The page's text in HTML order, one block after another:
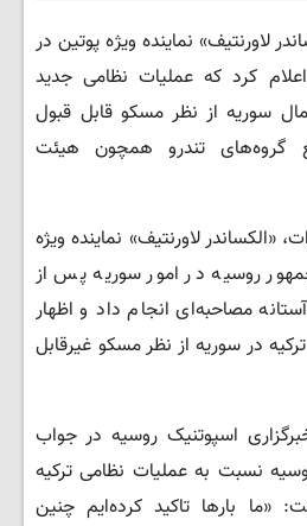
لاورنتیف» نماینده ویژه پوتین در
کرد که عملیات نظامی جدید
سوریه از نظر مسکو قابل قبول
تندرو همچون هیئت
«الکساندر لاورنتیف» نماینده ویژه
روسیه در امور سوریه پس از
مصاحبه‌ای انجام داد و اظهار
در سوریه از نظر مسکو غیرقابل
اسپوتنیک روسیه در جواب
نسبت به عملیات نظامی ترکیه
بارها تاکید کرده‌ایم چنین